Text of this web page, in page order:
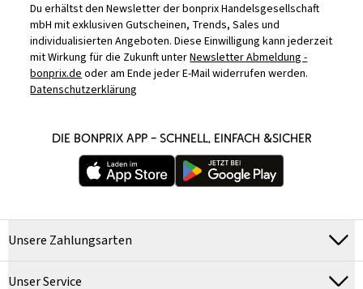
Du erhältst den Newsletter der bonprix Handelsgesellschaft
mbH mit exklusiven Gutscheinen, Trends, Sales und
individualisierten Angeboten. Diese Einwilligung kann jederzeit
mit Wirkung für die Zukunft unterNewsletter Abmeldung -
bonprix.deoder am Ende jeder E-Mail widerrufen werden.
Datenschutzerklärung
DIE BONPRIX APP – SCHNELL, EINFACH &SICHER
Unsere Zahlungsarten
Unser Service